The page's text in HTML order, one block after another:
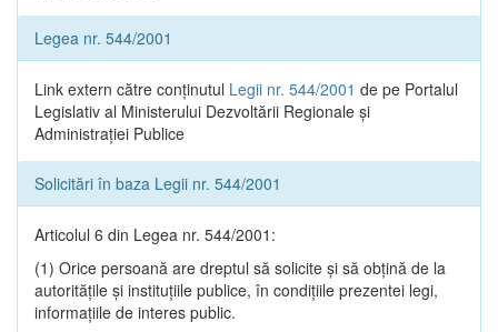
Legea nr. 544/2001
Link extern către conținutul Legii nr. 544/2001 de pe Portalul
Legislativ al Ministerului Dezvoltării Regionale și
Administrației Publice
Solicitări în baza Legii nr. 544/2001
Articolul 6 din Legea nr. 544/2001:
(1) Orice persoană are dreptul să solicite şi să obţină de la
autorităţile şi instituţiile publice, în condiţiile prezentei legi,
informaţiile de interes public.